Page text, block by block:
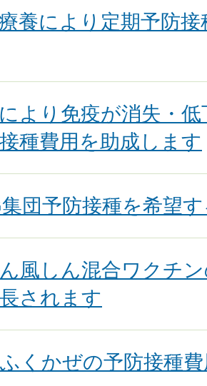
養により定期予防
より免疫が消失・
種費用を助成します
団予防接種を希望
風しん混合ワクチ
されます
くかぜの予防接種